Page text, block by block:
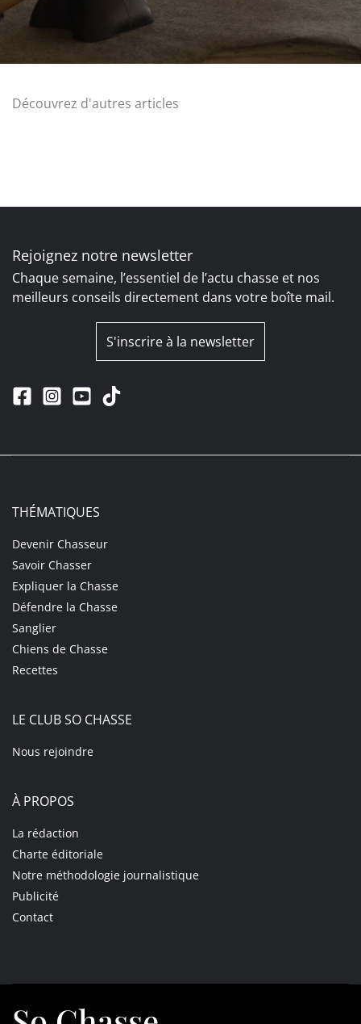
Découvrez d'autres articles
Rejoignez notre newsletter
Chaque semaine, l’essentiel de l’actu chasse et nos
meilleurs conseils directement dans votre boîte mail.
S'inscrire à la newsletter
THÉMATIQUES
Devenir Chasseur
Savoir Chasser
Expliquer la Chasse
Défendre la Chasse
Sanglier
Chiens de Chasse
Recettes
LE CLUB SO CHASSE
Nous rejoindre
À PROPOS
La rédaction
Charte éditoriale
Notre méthodologie journalistique
Publicité
Contact